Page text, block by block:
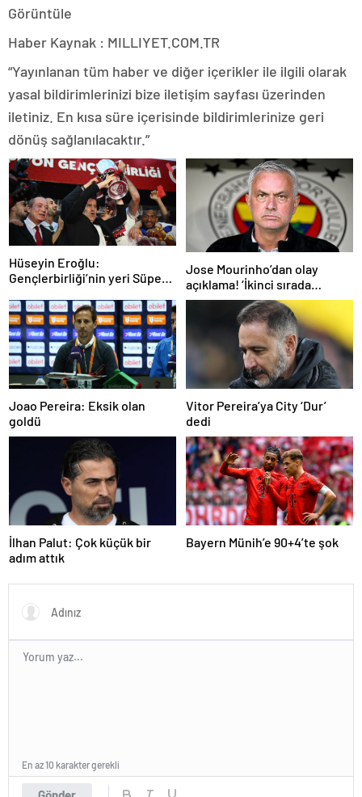
Görüntüle
Haber Kaynak : MILLIYET.COM.TR
“Yayınlanan tüm haber ve diğer içerikler ile ilgili olarak
yasal bildirimlerinizi bize iletişim sayfası üzerinden
iletiniz. En kısa süre içerisinde bildirimlerinize geri
dönüş sağlanılacaktır.”
Hüseyin Eroğlu:
Gençlerbirliği’nin yeri Süper
Jose Mourinho’dan olay
açıklama! ‘İkinci sırada
bitireceğiz’
Joao Pereira: Eksik olan
goldü
Vitor Pereira’ya City ‘Dur’
dedi
İlhan Palut: Çok küçük bir
adım attık
Bayern Münih’e 90+4’te şok
En az 10 karakter gerekli